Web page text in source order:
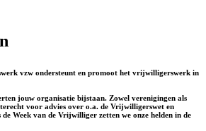
vzw ondersteunt en promoot het vrijwilligerswerk in
jouw organisatie bijstaan. Zowel verenigingen als
voor advies over o.a. de Vrijwilligerswet en
Week van de Vrijwilliger zetten we onze helden in de